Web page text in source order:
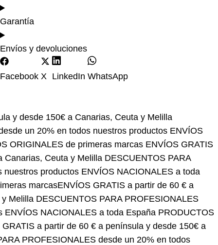
Garantía
Envíos y devoluciones
Facebook X LinkedIn WhatsApp
150€ a Canarias, Ceuta y Melilla DESCUENTOS
productosENVÍOS NACIONALES a toda
ENVÍOS GRATIS a partir de 60 € a península y
PARA PROFESIONALES desde un 20% en todos
PRODUCTOS ORIGINALES de primeras
y desde 150€ a Canarias, Ceuta y Melilla
20% en todos nuestros productosENVÍOS
de primeras marcasENVÍOS GRATIS a partir
y MelillaDESCUENTOS PARA PROFESIONALES
NACIONALES a toda España PRODUCTOS